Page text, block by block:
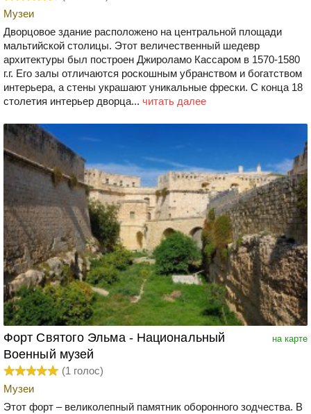
Музеи
Дворцовое здание расположено на центральной площади
мальтийской столицы. Этот величественный шедевр
архитектуры был построен Джироламо Кассаром в 1570-1580
г.г. Его залы отличаются роскошным убранством и богатством
интерьера, а стены украшают уникальные фрески. С конца 18
столетия интерьер дворца... читать далее
на карте
Форт Святого Эльма - Национальный
Военный музей
(1 голос)
Музеи
Этот форт – великолепный памятник оборонного зодчества. В